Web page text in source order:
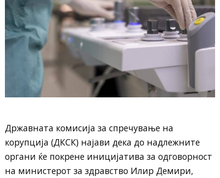
Државната комисија за спречување на
корупција (ДКСК) најави дека до надлежните
органи ќе покрене иницијатива за одговорност
на министерот за здравство Илир Демири,